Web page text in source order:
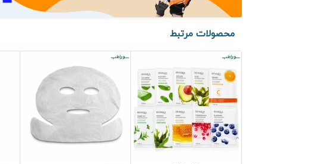
محصولات مرتبط